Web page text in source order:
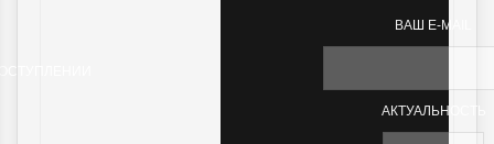
ВАШ E-MAIL
АКТУАЛЬНОСТЬ